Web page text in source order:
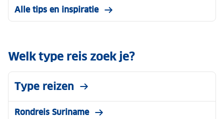
Alle tips en inspiratie
Welk type reis zoek je?
Type reizen
Rondreis Suriname